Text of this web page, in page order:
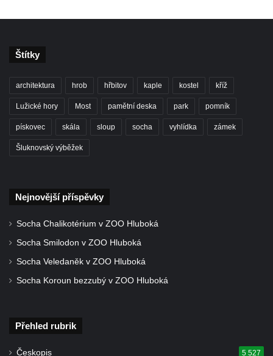
a 30. výročí listopadu 1989 v Hrobčicích
Boží muka v parku před domem čp. 17 v
Hrobčicích
Socha svatého Antonína poustevníka v
Račicích
Povodňový sloup I. v Dobříni
Štítky
architektura hrob hřbitov kaple kostel kříž
Lužické hory Most pamětní deska park pomník
pískovec skála sloup socha vyhlídka zámek
Šluknovský výběžek
Nejnovější příspěvky
Socha Chalikotérium v ZOO Hluboká
Socha Smilodon v ZOO Hluboká
Socha Veledaněk v ZOO Hluboká
Socha Koroun bezzubý v ZOO Hluboká
Přehled rubrik
Českopis 5 527